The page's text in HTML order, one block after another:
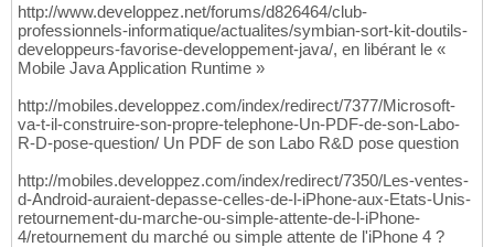
http://www.developpez.net/forums/d826464/club-
professionnels-informatique/actualites/symbian-sort-kit-doutils-
developpeurs-favorise-developpement-java/, en libérant le «
Mobile Java Application Runtime »
http://mobiles.developpez.com/index/redirect/7377/Microsoft-
va-t-il-construire-son-propre-telephone-Un-PDF-de-son-Labo-
R-D-pose-question/ Un PDF de son Labo R&D pose question
http://mobiles.developpez.com/index/redirect/7350/Les-ventes-
d-Android-auraient-depasse-celles-de-l-iPhone-aux-Etats-Unis-
retournement-du-marche-ou-simple-attente-de-l-iPhone-
4/retournement du marché ou simple attente de l'iPhone 4 ?